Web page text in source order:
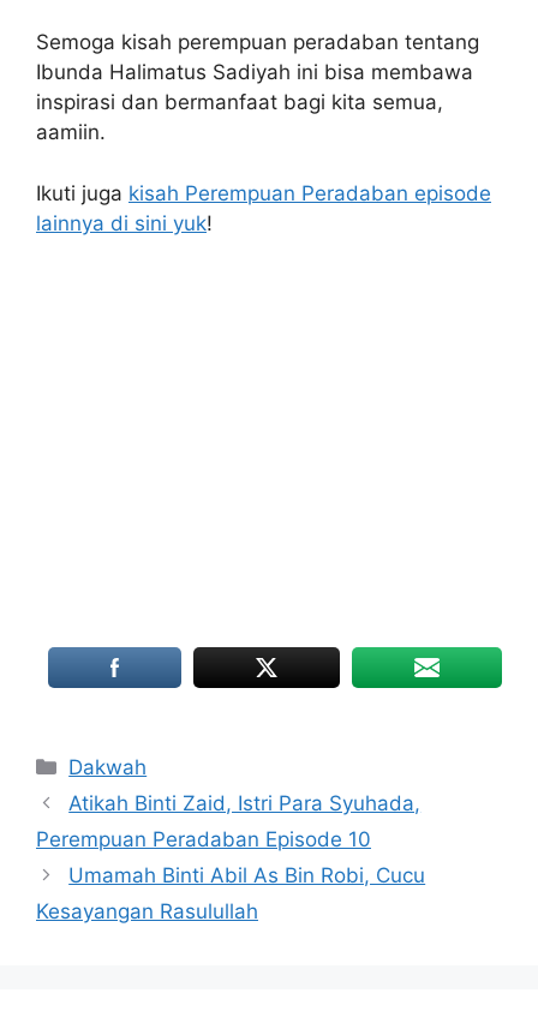
Semoga kisah perempuan peradaban tentang
Ibunda Halimatus Sadiyah ini bisa membawa
inspirasi dan bermanfaat bagi kita semua,
aamiin.
Ikuti juga kisah Perempuan Peradaban episode
lainnya di sini yuk!
Categories
Dakwah
Atikah Binti Zaid, Istri Para Syuhada,
Perempuan Peradaban Episode 10
Umamah Binti Abil As Bin Robi, Cucu
Kesayangan Rasulullah